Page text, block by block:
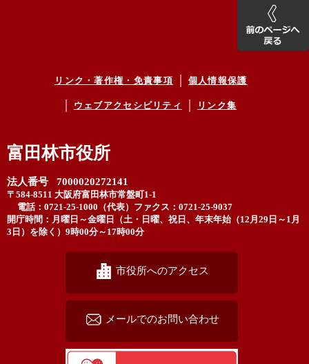
リンク・著作権・免責事項 個人情報保護
ウェブアクセシビリティ リンク集
富田林市役所
法人番号 7000020272141
〒584-8511 大阪府富田林市常盤町1-1
電話：0721-25-1000（代表） ファクス：0721-25-9037
開庁時間：月曜日～金曜日（土・日曜、祝日、年末年始（12月29日～1月
3日）を除く）9時00分～17時00分
市役所へのアクセス
メールでのお問い合わせ